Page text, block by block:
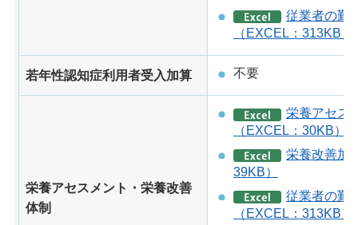
従業者の勤
（EXCEL：313KB）
若年性認知症利用者受入加算 不要
栄養アセスメント・栄養改善
体制
栄養アセス
（EXCEL：30KB）
栄養改善加
39KB）
従業者の勤
（EXCEL：313KB）